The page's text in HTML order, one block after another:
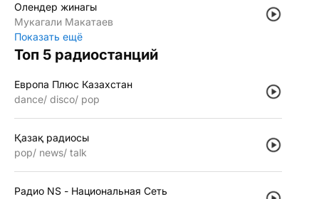
Олендер жинагы
Мукагали Макатаев
Показать ещё
Топ 5 радиостанций
Европа Плюс Казахстан
dance disco pop
Қазақ радиосы
pop
news talk
Радио NS - Национальная Сеть